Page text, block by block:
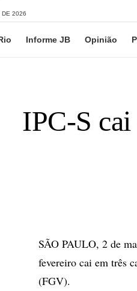
DE 2026
Informe JB Opinião
IPC-S
SÃO PAULO, 2 de
fevereiro cai em três
(FGV).